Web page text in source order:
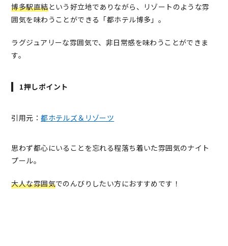
博多駅直結という好立地でありながら、リゾートのような雰
囲気を味わうことができる「都ホテル博多」。
ラグジュアリーな雰囲気で、非日常感を味わうことができま
す。
1押しポイント
引用元：都ホテルズ＆リゾーツ
思わず都心にいることを忘れる程落ち着いた雰囲気のナイト
プール。
大人な雰囲気でのんびりしたい方におすすめです！